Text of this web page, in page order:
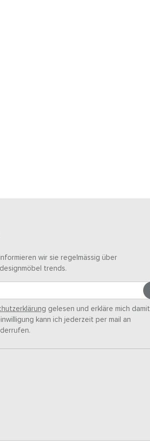
wir sie regelmässig über
trends.
gelesen und erkläre mich damit
kann ich jederzeit per mail an